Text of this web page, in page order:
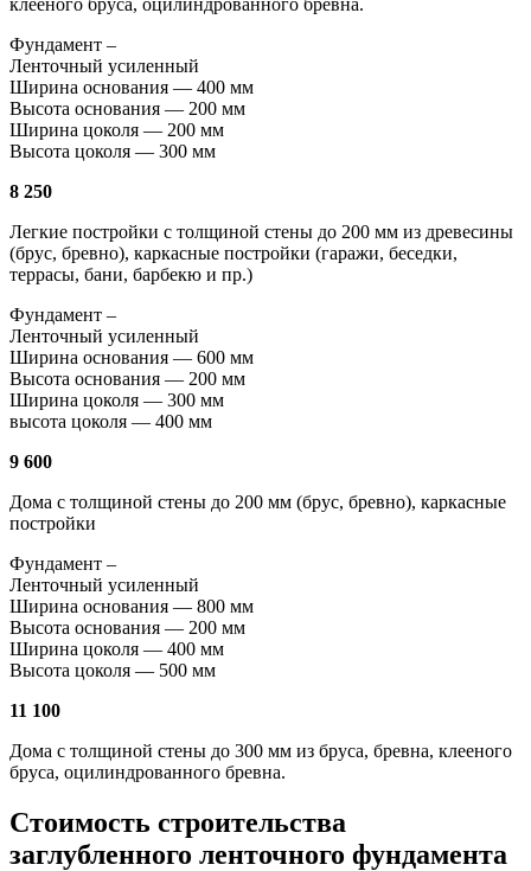
Фундамент –
Ленточный усиленный
Ширина основания — 400 мм
Высота основания — 200 мм
Ширина цоколя — 200 мм
Высота цоколя — 300 мм
8 250
Легкие постройки с толщиной стены до 200 мм из древесины
(брус, бревно), каркасные постройки (гаражи, беседки,
террасы, бани, барбекю и пр.)
Фундамент –
Ленточный усиленный
Ширина основания — 600 мм
Высота основания — 200 мм
Ширина цоколя — 300 мм
высота цоколя — 400 мм
9 600
Дома с толщиной стены до 200 мм (брус, бревно), каркасные
постройки
Фундамент –
Ленточный усиленный
Ширина основания — 800 мм
Высота основания — 200 мм
Ширина цоколя — 400 мм
Высота цоколя — 500 мм
11 100
Дома с толщиной стены до 300 мм из бруса, бревна, клееного
бруса, оцилиндрованного бревна.
Стоимость строительства
заглубленного ленточного фундамента